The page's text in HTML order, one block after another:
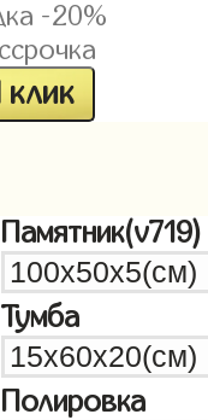
-20%
клик
Памятник(v719)
Тумба
Полировка